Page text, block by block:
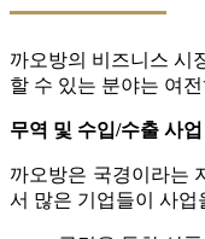
까오방의 비즈니스 시
할 수 있는 분야는 여
무역 및 수입/수출 사업
까오방은 국경이라는
서 많은 기업들이 사업